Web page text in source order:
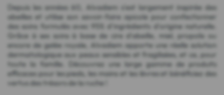
Depuis les années 60, Alvadiem s'est largement inspirée des
abeilles et utilise son savoir-faire apicole pour confectionner
des soins formulés avec 95% d'ingrédients d'origine naturelle.
Grâce à ses soins à base de cire d'abeille, miel, propolis ou
encore de gelée royale, Alvadiem apporte une réelle solution
dermatologique aux peaux sensibles et fragilisées, et ce, pour
toute la famille. Découvrez une large gamme de produits
efficaces pour les pieds, les mains et les lèvres et bénéficiez des
vertus des trésors de la ruche !